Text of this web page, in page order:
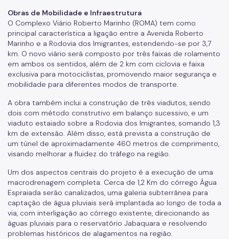
Obras de Mobilidade e Infraestrutura
O Complexo Viário Roberto Marinho (ROMA) tem como
principal característica a ligação entre a Avenida Roberto
Marinho e a Rodovia dos Imigrantes, estendendo-se por 3,7
km. O novo viário será composto por três faixas de rolamento
em ambos os sentidos, além de 2 km com ciclovia e faixa
exclusiva para motociclistas, promovendo maior segurança e
mobilidade para diferentes modos de transporte.
A obra também inclui a construção de três viadutos, sendo
dois com método construtivo em balanço sucessivo, e um
viaduto estaiado sobre a Rodovia dos Imigrantes, somando 1,3
km de extensão. Além disso, está prevista a construção de
um túnel de aproximadamente 460 metros de comprimento,
visando melhorar a fluidez do tráfego na região.
Um dos aspectos centrais do projeto é a execução de uma
macrodrenagem completa. Cerca de 1,2 Km do córrego Água
Espraiada serão canalizados, uma galeria subterrânea para
captação de água pluviais será implantada ao longo de toda a
via, com interligação ao córrego existente, direcionando as
águas pluviais para o reservatório Jabaquara e resolvendo
problemas históricos de alagamentos na região.